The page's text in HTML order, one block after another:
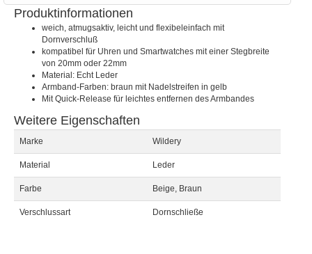
Produktinformationen
weich, atmugsaktiv, leicht und flexibeleinfach mit
Dornverschluß
kompatibel für Uhren und Smartwatches mit einer Stegbreite
von 20mm oder 22mm
Material: Echt Leder
Armband-Farben: braun mit Nadelstreifen in gelb
Mit Quick-Release für leichtes entfernen des Armbandes
Weitere Eigenschaften
Marke Wildery
Material Leder
Farbe Beige, Braun
Verschlussart Dornschließe